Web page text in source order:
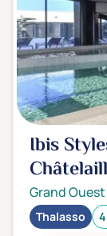
Ibis
Grand Ouest
Thalasso